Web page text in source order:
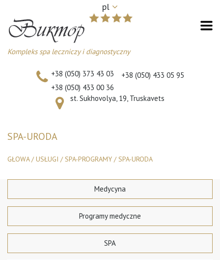
pl
Kompleks spa leczniczy i diagnostyczny
+38 (050) 373 43 03
+38 (050) 433 00 36
+38 (050) 433 05 95
st. Sukhovolya, 19, Truskavets
SPA-URODA
GŁOWA /USŁUGI /SPA-PROGRAMY /SPA-URODA
Medycyna
Programy medyczne
SPA